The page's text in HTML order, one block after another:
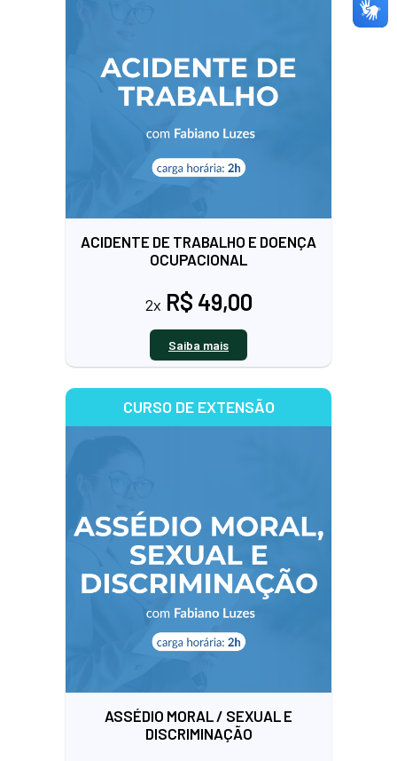
ACIDENTE DE TRABALHO E DOENÇA
OCUPACIONAL
2x R$ 49,00
Saiba mais
CURSO DE EXTENSÃO
ASSÉDIO MORAL / SEXUAL E
DISCRIMINAÇÃO